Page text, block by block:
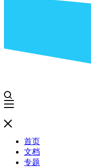
首页
文档
专题